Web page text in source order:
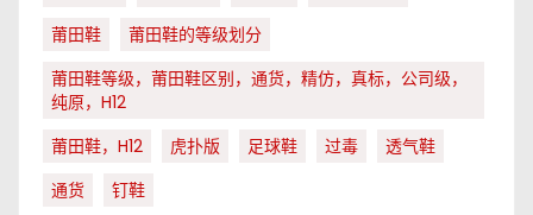
莆田鞋
莆田鞋的等级划分
莆田鞋等级，莆田鞋区别，通货，精仿，真标，公司级，
纯原，H12
莆田鞋，H12
虎扑版 足球鞋 过毒
透气鞋
通货
钉鞋